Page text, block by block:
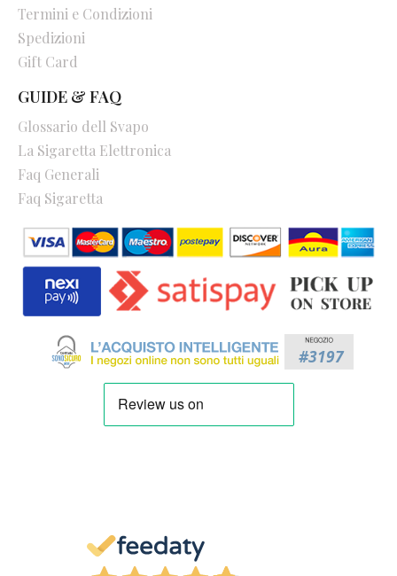
Termini e Condizioni
Spedizioni
Gift Card
GUIDE & FAQ
Glossario dell Svapo
La Sigaretta Elettronica
Faq Generali
Faq Sigaretta